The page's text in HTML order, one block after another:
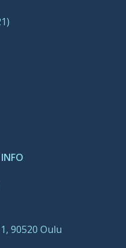
90520 Oulu